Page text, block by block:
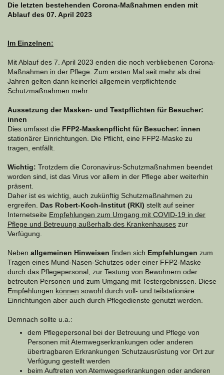
Die letzten bestehenden Corona-Maßnahmen enden mit
Ablauf des 07. April 2023
Im Einzelnen:
Mit Ablauf des 7. April 2023 enden die noch verbliebenen Corona-
Maßnahmen in der Pflege. Zum ersten Mal seit mehr als drei
Jahren gelten dann keinerlei allgemein verpflichtende
Schutzmaßnahmen mehr.
Aussetzung der Masken- und Testpflichten für Besucher:
innen
Dies umfasst die FFP2-Maskenpflicht für Besucher: innen
stationärer Einrichtungen. Die Pflicht, eine FFP2-Maske zu
tragen, entfällt.
Wichtig: Trotzdem die Coronavirus-Schutzmaßnahmen beendet
worden sind, ist das Virus vor allem in der Pflege aber weiterhin
präsent.
Daher ist es wichtig, auch zukünftig Schutzmaßnahmen zu
ergreifen. Das Robert-Koch-Institut (RKI) stellt auf seiner
Internetseite Empfehlungen zum Umgang mit COVID-19 in der
Pflege und Betreuung außerhalb des Krankenhauses zur
Verfügung.
Neben allgemeinen Hinweisen finden sich Empfehlungen zum
Tragen eines Mund-Nasen-Schutzes oder einer FFP2-Maske
durch das Pflegepersonal, zur Testung von Bewohnern oder
betreuten Personen und zum Umgang mit Testergebnissen. Diese
Empfehlungen können sowohl durch voll- und teilstationäre
Einrichtungen aber auch durch Pflegedienste genutzt werden.
Demnach sollte u.a.:
dem Pflegepersonal bei der Betreuung und Pflege von
Personen mit Atemwegserkrankungen oder anderen
übertragbaren Erkrankungen Schutzausrüstung vor Ort zur
Verfügung gestellt werden
beim Auftreten von Atemwegserkrankungen oder anderen